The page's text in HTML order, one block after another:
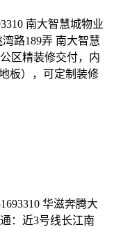
南大智慧城物业
路189弄 南大智慧
区精装修交付，内
板），可定制装修
华滋奔腾大
：近3号线长江南